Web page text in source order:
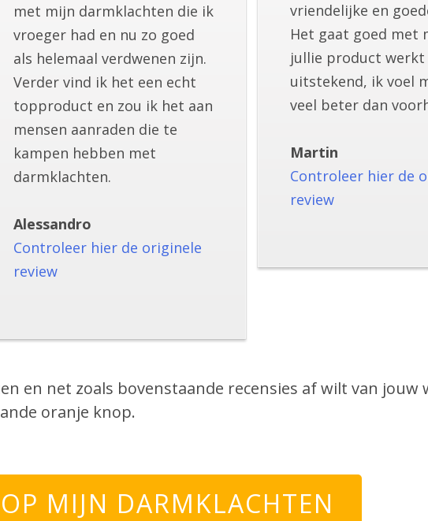
met mijn darmklachten die ik
vroeger had en nu zo goed
als helemaal verdwenen zijn.
Verder vind ik het een echt
topproduct en zou ik het aan
mensen aanraden die te
kampen hebben met
darmklachten.
Alessandro
Controleer hier de originele
review
vriendelijke en
Het gaat goed met
jullie product werkt
uitstekend, ik voel
veel beter dan
Martin
Controleer hier de
review
en net zoals bovenstaande recensies af wilt van jouw
oranje knop.
MIJN DARMKLACHTEN